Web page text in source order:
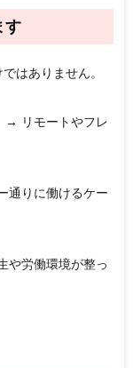
す
はありません。
→ リモートやフレ
通りに働けるケー
や労働環境が整っ